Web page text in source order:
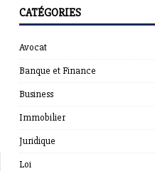
CATÉGORIES
Avocat
Banque et Finance
Business
Immobilier
Juridique
Loi